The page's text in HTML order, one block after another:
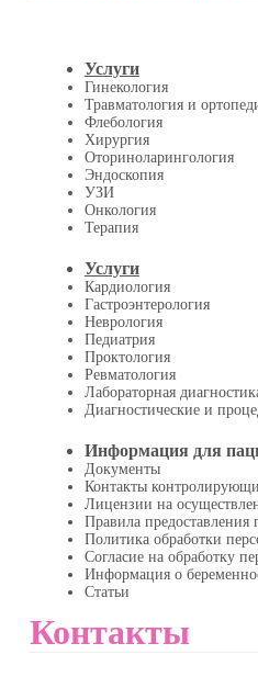
Услуги
Гинекология
Травматология и
Флебология
Хирургия
Оториноларингология
Эндоскопия
УЗИ
Онкология
Терапия
Услуги
Кардиология
Гастроэнтерология
Неврология
Педиатрия
Проктология
Ревматология
Лабораторная
Диагностические и
Информация для
Документы
Контакты
Лицензии на
Правила
Политика обработки
Согласие на обработку
Информация о
Статьи
Контакты